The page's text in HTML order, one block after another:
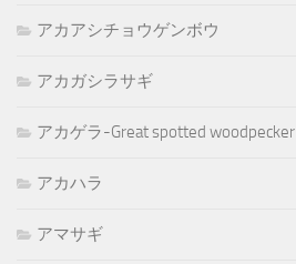
アカアシチョウゲンボウ
アカガシラサギ
アカゲラ-Great spotted woodpecker
アカハラ
アマサギ